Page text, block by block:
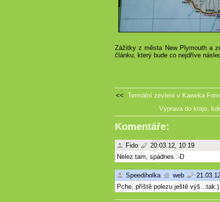
Zážitky z města New Plymouth a
článku, který bude co nejdříve
<< Termální zevlení v Kaweka
Výprava do kraje,
Komentáře:
Fido
20.03.12, 10:19
Nelez tam, spadnes :-D
Speediholka web
Pche, příště polezu ještě výš...tak:)